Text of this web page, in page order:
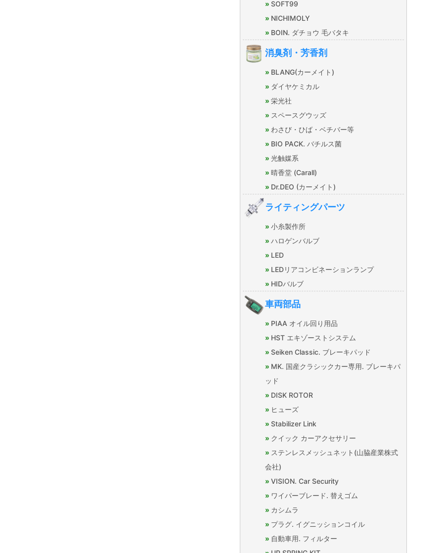
SOFT99
NICHIMOLY
BOIN. ダチョウ 毛バタキ
消臭剤・芳香剤
BLANG(カーメイト)
ダイヤケミカル
栄光社
スペースグウッズ
わさび・ひば・ベチバー等
BIO PACK. バチルス菌
光触媒系
晴香堂 (Carall)
Dr.DEO (カーメイト)
ライティングパーツ
小糸製作所
ハロゲンバルブ
LED
LEDリアコンビネーションランプ
HIDバルブ
車両部品
PIAA オイル回り用品
HST エキゾーストシステム
Seiken Classic. ブレーキパッド
MK. 国産クラシックカー専用. ブレーキパ
ッド
DISK ROTOR
ヒューズ
Stabilizer Link
クイック カーアクセサリー
ステンレスメッシュネット(山脇産業株式
会社)
VISION. Car Security
ワイパーブレード. 替えゴム
カシムラ
プラグ. イグニッションコイル
自動車用. フィルター